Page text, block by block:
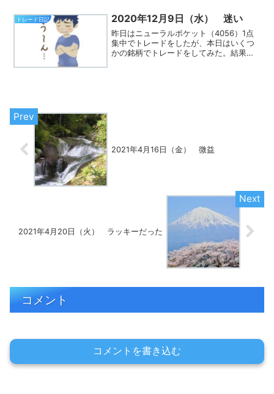
アネット12:43 4,725円（100株）
→ 12:...
トレード日記 2020年12月9日（水） 迷い
昨日はニューラルポケット（4056）1点
集中でトレードをしたが、本日はいくつ
かの銘柄でトレードをしてみた。結果と
2021年4月16日（金） 微益
2021年4月20日（火） ラッキーだった
コメント
コメントを書き込む